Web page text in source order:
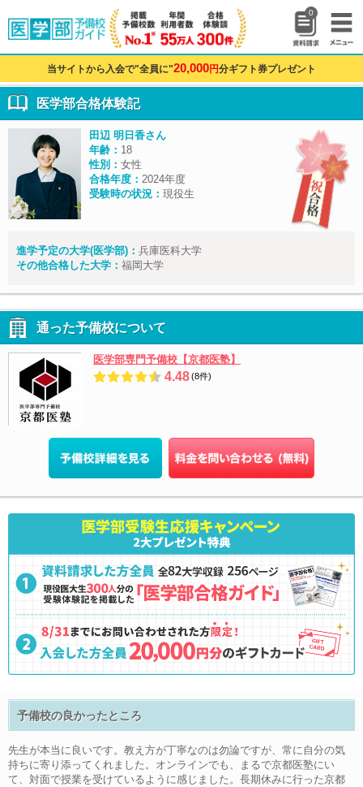
0
当サイトから入会で"全員に"20,000円分ギフト券プレゼント
医学部合格体験記
田辺 明日香さん
年齢： 18
性別： 女性
合格年度： 2024年度
受験時の状況： 現役生
進学予定の大学(医学部)： 兵庫医科大学
その他合格した大学： 福岡大学
通った予備校について
医学部専門予備校【京都医塾】
4.48(8件)
予備校の良かったところ
先生が本当に良いです。教え方が丁寧なのは勿論ですが、常に自分の気
持ちに寄り添ってくれました。オンラインでも、まるで京都医塾にい
て、対面で授業を受けているように感じました。長期休みに行った京都